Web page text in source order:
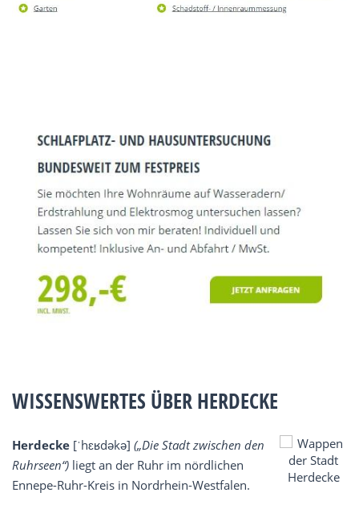
WISSENSWERTES ÜBER HERDECKE
Herdecke [ˈhɛʁdəkə] („Die Stadt zwischen den
Ruhrseen“) liegt an der Ruhr im nördlichen
Ennepe-Ruhr-Kreis in Nordrhein-Westfalen.